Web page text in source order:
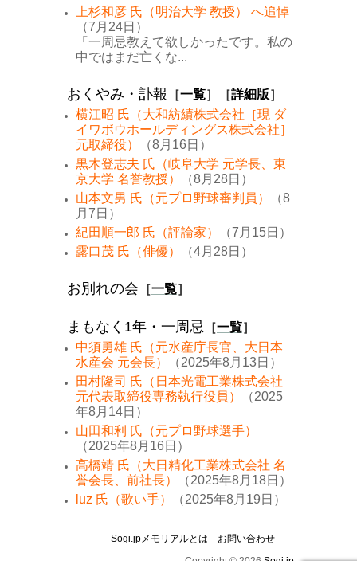
上杉和彦 氏（明治大学 教授） へ追悼
（7月24日）
「一周忌教えて欲しかったです。私の
中ではまだ亡くな...
おくやみ・訃報 ［一覧］［詳細版］
横江昭 氏（大和紡績株式会社［現 ダ
イワボウホールディングス株式会社］
元取締役）
（8月16日）
黒木登志夫 氏（岐阜大学 元学長、東
京大学 名誉教授）
（8月28日）
山本文男 氏（元プロ野球審判員）
（8
月7日）
紀田順一郎 氏（評論家）
（7月15日）
露口茂 氏（俳優）
（4月28日）
お別れの会 ［一覧］
まもなく1年・一周忌 ［一覧］
中須勇雄 氏（元水産庁長官、大日本
水産会 元会長）
（2025年8月13日）
田村隆司 氏（日本光電工業株式会社
元代表取締役専務執行役員）
（2025
年8月14日）
山田和利 氏（元プロ野球選手）
（2025年8月16日）
高橋靖 氏（大日精化工業株式会社 名
誉会長、前社長）
（2025年8月18日）
luz 氏（歌い手）
（2025年8月19日）
Sogi.jpメモリアルとは
お問い合わせ